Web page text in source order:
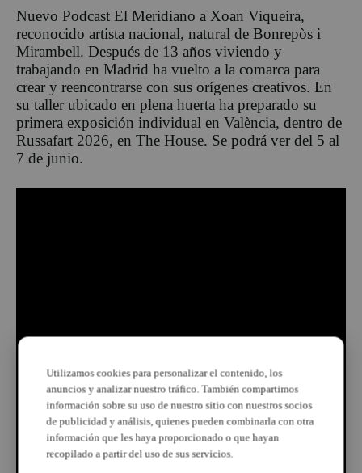
Nuevo Podcast El Meridiano a Xoan Viqueira,
reconocido artista nacional, natural de Bonrepòs i
Mirambell. Después de 13 años viviendo y
trabajando en Madrid ha vuelto a la comarca para
crear y reencontrarse con sus orígenes creativos. En
su taller ubicado en plena huerta ha preparado su
primera exposición individual en València, dentro de
Russafart 2026, en The House. Se podrá ver del 5 al
7 de junio.
Utilizamos cookies para personalizar el contenido, los
anuncios y analizar nuestro tráfico. También compartimos
información sobre su uso de nuestro sitio con nuestros socios
de publicidad y análisis, quienes pueden combinarla con otra
información que les haya proporcionado o que hayan
recopilado a partir del uso de sus servicios.